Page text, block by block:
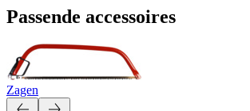
Passende accessoires
Zagen